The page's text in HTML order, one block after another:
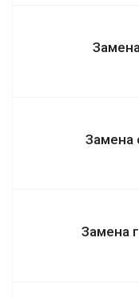
Замена
Замена